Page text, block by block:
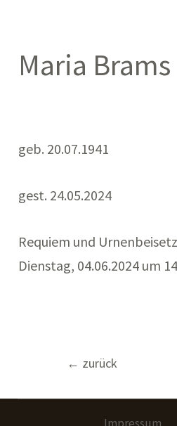
Maria Brams
geb. 20.07.1941
gest. 24.05.2024
Requiem und
Dienstag, 04.06.2024 um
Beitragsnavigation
← zurück